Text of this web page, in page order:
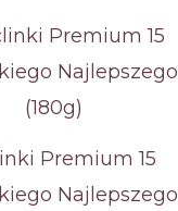
Premium 15
Najlepszego